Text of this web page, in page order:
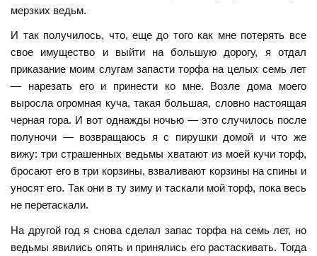
мерзких ведьм.
И так получилось, что, еще до того как мне потерять все
свое имущество и выйти на большую дорогу, я отдал
приказание моим слугам запасти торфа на целых семь лет
— нарезать его и принести ко мне. Возле дома моего
выросла огромная куча, такая большая, словно настоящая
черная гора. И вот однажды ночью — это случилось после
полуночи — возвращаюсь я с пирушки домой и что же
вижу: три страшенных ведьмы хватают из моей кучи торф,
бросают его в три корзины, взваливают корзины на спины и
уносят его. Так они в ту зиму и таскали мой торф, пока весь
не перетаскали.
На другой год я снова сделал запас торфа на семь лет, но
ведьмы явились опять и принялись его растаскивать. Тогда